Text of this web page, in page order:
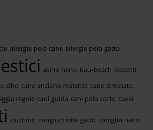
allergia pelo cane allergia pelo gatto
asino nano bau-beach biscotti
cibo cane anziano malattie cane stressato
regole cani guida cani pelo corto cavia
ciuchino congiuntivite gatto coniglio nano